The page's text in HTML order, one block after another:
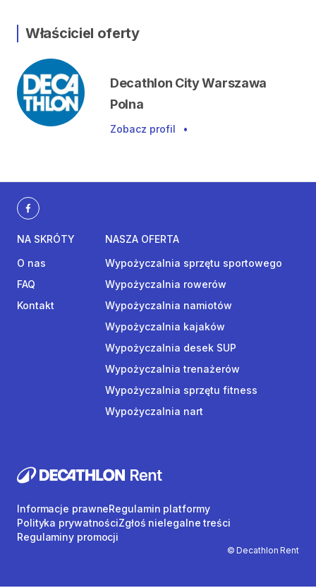
Właściciel oferty
Decathlon City Warszawa
Polna
Zobacz profil •
NA SKRÓTY
O nas
FAQ
Kontakt
NASZA OFERTA
Wypożyczalnia sprzętu sportowego
Wypożyczalnia rowerów
Wypożyczalnia namiotów
Wypożyczalnia kajaków
Wypożyczalnia desek SUP
Wypożyczalnia trenażerów
Wypożyczalnia sprzętu fitness
Wypożyczalnia nart
© Decathlon Rent
Informacje prawneRegulamin platformy
Polityka prywatnościZgłoś nielegalne treści
Regulaminy promocji